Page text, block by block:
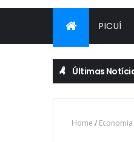
PICUÍ
Últimas
Home / Economia